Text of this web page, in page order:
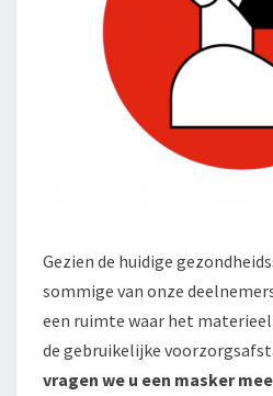
Gezien de huidige
sommige van onze
een ruimte waar het
de gebruikelijke
vragen we u een masker